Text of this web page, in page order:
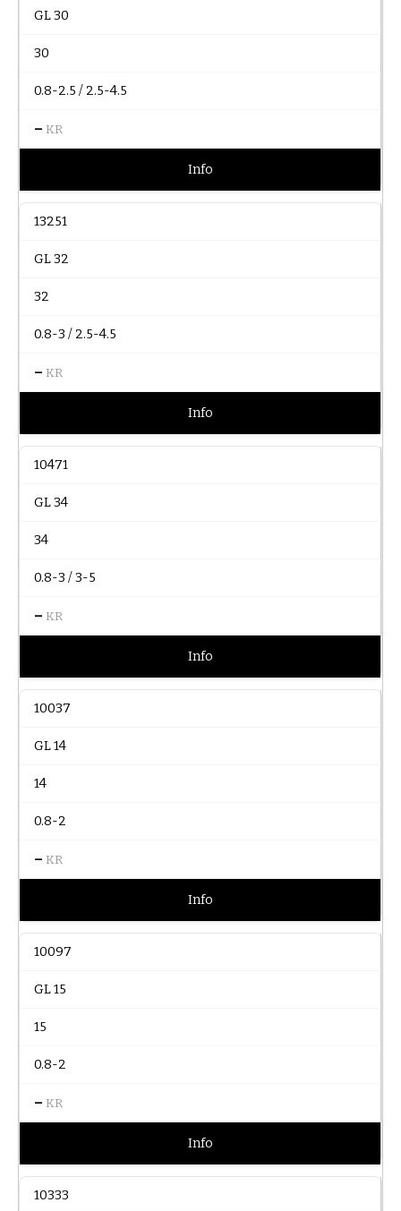
GL 30
30
0.8-2.5 / 2.5-4.5
– KR
Info
13251
GL 32
32
0.8-3 / 2.5-4.5
– KR
Info
10471
GL 34
34
0.8-3 / 3-5
– KR
Info
10037
GL 14
14
0.8-2
– KR
Info
10097
GL 15
15
0.8-2
– KR
Info
10333